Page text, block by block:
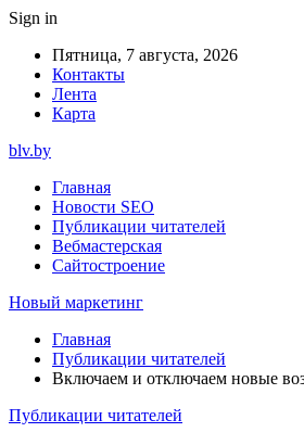
Sign in
Пятница, 7 августа, 2026
Контакты
Лента
Карта
blv.by
Главная
Новости SEO
Публикации читателей
Вебмастерская
Сайтостроение
Новый маркетинг
Главная
Публикации читателей
Включаем и отключаем новые
Публикации читателей